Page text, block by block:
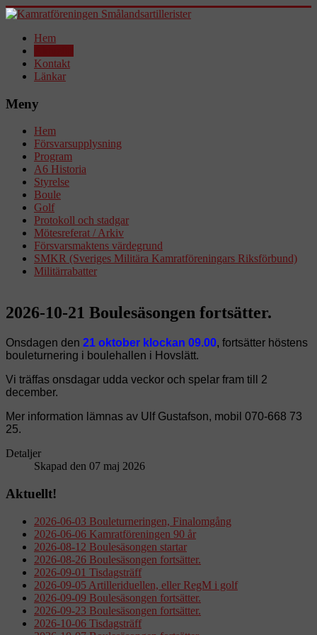
Hem
Kontakt
Länkar
Meny
Hem
Försvarsupplysning
Program
A6 Historia
Styrelse
Boule
Golf
Protokoll och stadgar
Mötesreferat / Arkiv
Försvarsmaktens värdegrund
SMKR (Sveriges Militära Kamratföreningars Riksförbund)
Militärrabatter
2026-10-21 Boulesäsongen fortsätter.
Onsdagen den 21 oktober klockan 09.00, fortsätter höstens
bouleturnering i boulehallen i Hovslätt.
Vi träffas onsdagar udda veckor och spelar fram till 2
december.
Mer information lämnas av Ulf Gustafson, mobil 070-668 73
25.
Detaljer
Skapad den 07 maj 2026
Aktuellt!
2026-06-03 Bouleturneringen, Finalomgång
2026-06-06 Kamratföreningen 90 år
2026-08-12 Boulesäsongen startar
2026-08-26 Boulesäsongen fortsätter.
2026-09-01 Tisdagsträff
2026-09-05 Artilleriduellen, eller RegM i golf
2026-09-09 Boulesäsongen fortsätter.
2026-09-23 Boulesäsongen fortsätter.
2026-10-06 Tisdagsträff